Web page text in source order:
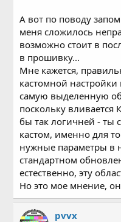
А вот по поводу
меня сложилось
возможно стоит в
в прошивку...
Мне кажется,
кастомной настройки
самую выделенную
поскольку
бы так логичней - ты
кастом, именно для
нужные параметры в
стандартном
естественно, эту
Но это мое мнение,
pvvx